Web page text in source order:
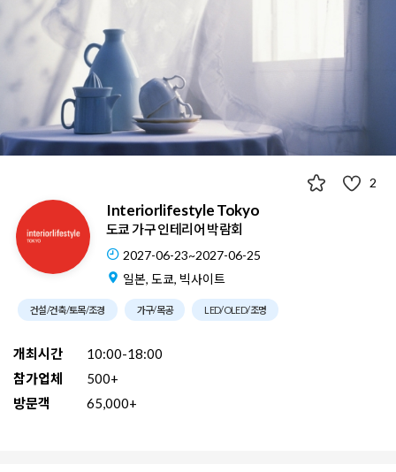
2
Interiorlifestyle Tokyo
도쿄 가구 인테리어 박람회
2027-06-23~2027-06-25
일본, 도쿄, 빅사이트
건설/건축/토목/조경 가구/목공 LED/OLED/조명
개최시간
10:00-18:00
참가업체
500+
방문객
65,000+